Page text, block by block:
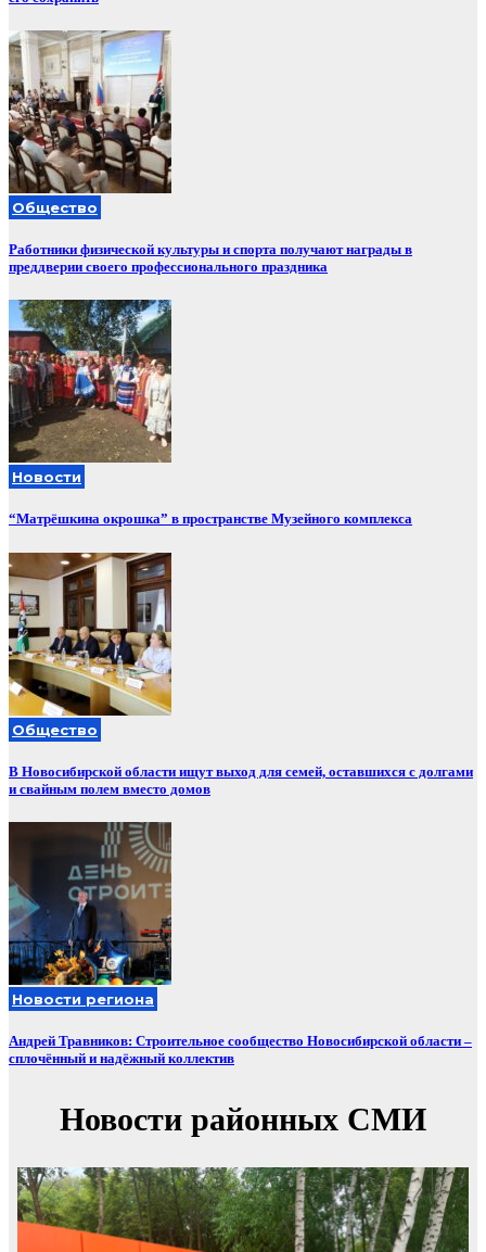
Общество
Работники физической культуры и спорта получают награды в
преддверии своего профессионального праздника
Новости
“Матрёшкина окрошка” в пространстве Музейного комплекса
Общество
В Новосибирской области ищут выход для семей, оставшихся с долгами
и свайным полем вместо домов
Новости региона
Андрей Травников: Строительное сообщество Новосибирской области –
сплочённый и надёжный коллектив